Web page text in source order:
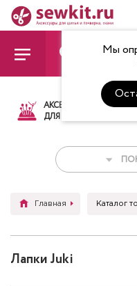
Мы
АКСЕССУАРЫ
ДЛЯ ШИТЬЯ
Главная Каталог
Лапки Juki